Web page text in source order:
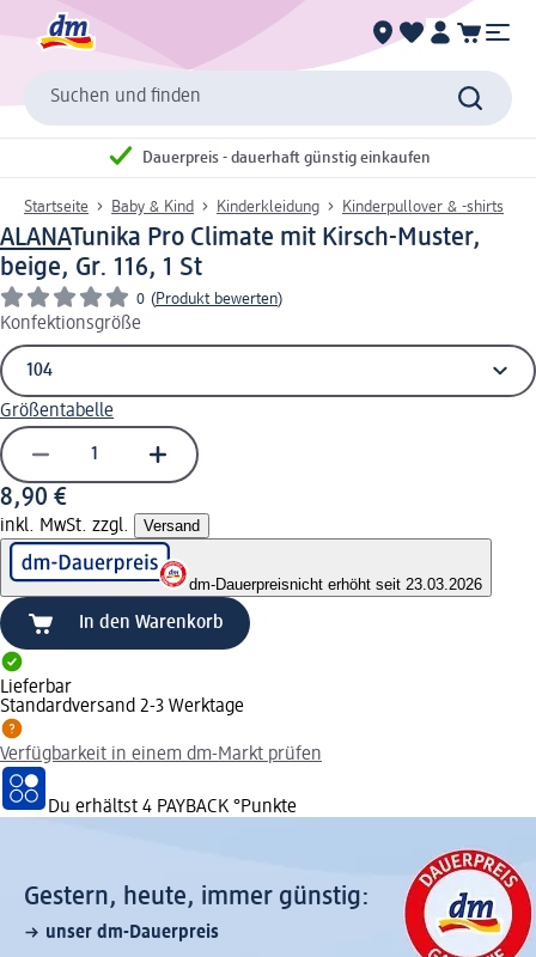
Suchen und finden
Dauerpreis - dauerhaft günstig einkaufen
Startseite Baby & Kind Kinderkleidung Kinderpullover & -shirts
ALANATunika Pro Climate mit Kirsch-Muster,
beige, Gr. 116, 1 St
0 (Produkt bewerten)
Konfektionsgröße
Größentabelle
8,90 €
inkl. MwSt. zzgl. Versand
dm-Dauerpreisnicht erhöht seit 23.03.2026
In den Warenkorb
Lieferbar
Standardversand 2-3 Werktage
Verfügbarkeit in einem dm-Markt prüfen
Du erhältst 4 PAYBACK °Punkte
Gestern, heute, immer günstig:
unser dm-Dauerpreis